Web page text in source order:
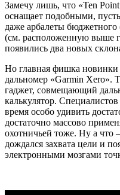
Замечу лишь, что «Ten
оснащает подобными,
даже арбалеты
(см. расположенную выше
появились два новых
Но главная фишка
дальномер «Garmin Xero».
гаджет, совмещающий
калькулятор.
время особо удивить
достаточно массово
охотничьей тоже. Ну а что
дождался захвата цели и
электронными мозгами